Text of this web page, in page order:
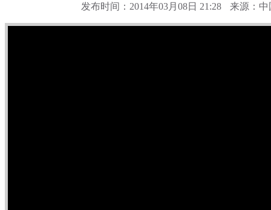
发布时间：2014年03月08日 21:28 来源：中